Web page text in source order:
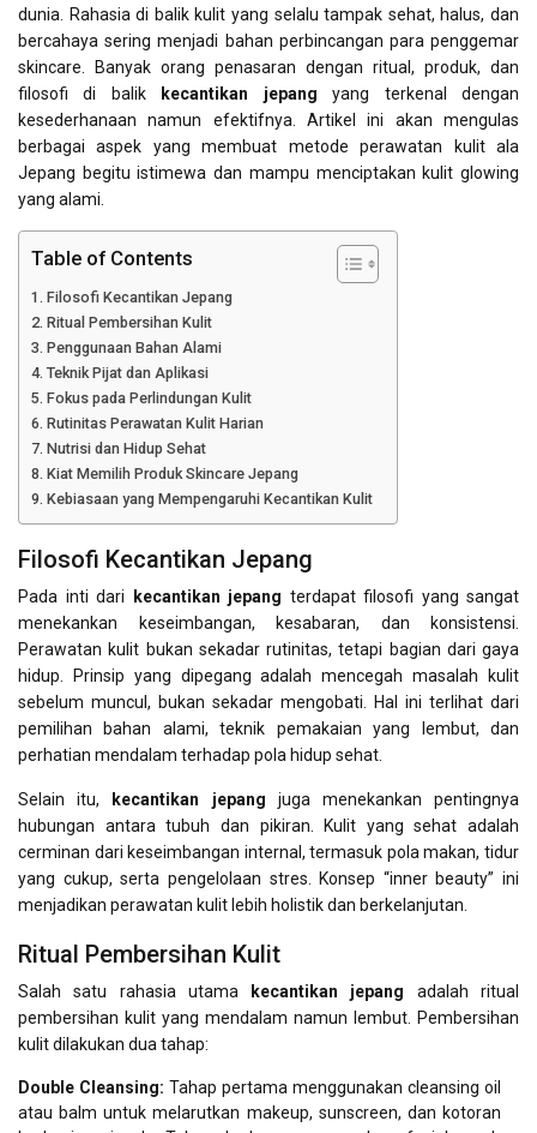
dunia. Rahasia di balik kulit yang selalu tampak sehat, halus, dan
bercahaya sering menjadi bahan perbincangan para penggemar
skincare. Banyak orang penasaran dengan ritual, produk, dan
filosofi di balik
kecantikan jepang yang terkenal dengan
kesederhanaan namun efektifnya. Artikel ini akan mengulas
berbagai aspek yang membuat metode perawatan kulit ala
Jepang begitu istimewa dan mampu menciptakan kulit glowing
yang alami.
Table of Contents
Filosofi Kecantikan Jepang
Ritual Pembersihan Kulit
Penggunaan Bahan Alami
Teknik Pijat dan Aplikasi
Fokus pada Perlindungan Kulit
Rutinitas Perawatan Kulit Harian
Nutrisi dan Hidup Sehat
Kiat Memilih Produk Skincare Jepang
Kebiasaan yang Mempengaruhi Kecantikan Kulit
Filosofi Kecantikan Jepang
Pada inti dari kecantikan jepang terdapat filosofi yang sangat
menekankan keseimbangan, kesabaran, dan konsistensi.
Perawatan kulit bukan sekadar rutinitas, tetapi bagian dari gaya
hidup. Prinsip yang dipegang adalah mencegah masalah kulit
sebelum muncul, bukan sekadar mengobati. Hal ini terlihat dari
pemilihan bahan alami, teknik pemakaian yang lembut, dan
perhatian mendalam terhadap pola hidup sehat.
Selain itu, kecantikan jepang juga menekankan pentingnya
hubungan antara tubuh dan pikiran. Kulit yang sehat adalah
cerminan dari keseimbangan internal, termasuk pola makan, tidur
yang cukup, serta pengelolaan stres. Konsep “inner beauty” ini
menjadikan perawatan kulit lebih holistik dan berkelanjutan.
Ritual Pembersihan Kulit
Salah satu rahasia utama kecantikan jepang adalah ritual
pembersihan kulit yang mendalam namun lembut. Pembersihan
kulit dilakukan dua tahap:
Double Cleansing: Tahap pertama menggunakan cleansing oil
atau balm untuk melarutkan makeup, sunscreen, dan kotoran